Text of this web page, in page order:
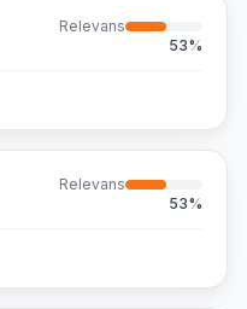
Relevans
53%
Relevans
53%